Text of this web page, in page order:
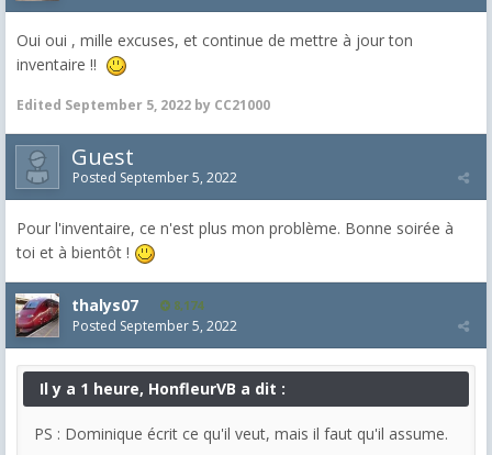
Oui oui , mille excuses, et continue de mettre à jour ton
inventaire !!
Edited September 5, 2022 by CC21000
Guest
Posted September 5, 2022
Pour l'inventaire, ce n'est plus mon problème. Bonne soirée à
toi et à bientôt !
thalys07 8,174
Posted September 5, 2022
Il y a 1 heure, HonfleurVB a dit :
PS : Dominique écrit ce qu'il veut, mais il faut qu'il assume.